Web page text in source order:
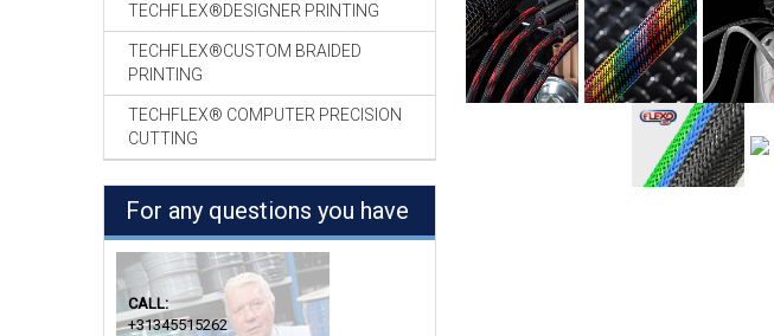
TECHFLEX®DESIGNER PRINTING
TECHFLEX®CUSTOM BRAIDED
PRINTING
TECHFLEX® COMPUTER PRECISION
CUTTING
For any questions you have
CALL:
+31345515262